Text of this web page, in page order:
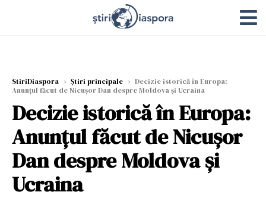
StiriDiaspora › Știri principale › Decizie istorică în Europa:
Anunțul făcut de Nicușor Dan despre Moldova și Ucraina
Decizie istorică în Europa:
Anunțul făcut de Nicușor
Dan despre Moldova și
Ucraina